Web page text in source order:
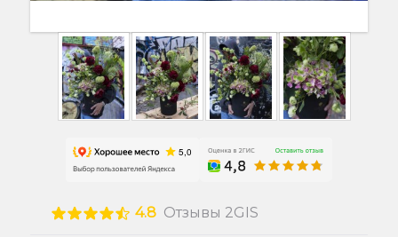
4.8 Отзывы 2GIS